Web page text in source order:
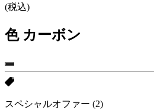
(税込)
色 カーボン
スペシャルオファー (2)